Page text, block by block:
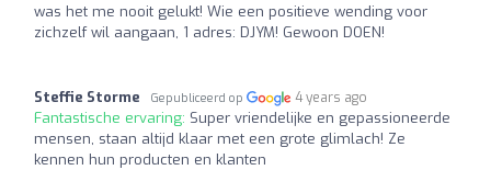
was het me nooit gelukt! Wie een positieve wending voor
zichzelf wil aangaan, 1 adres: DJYM! Gewoon DOEN!
Steffie Storme Gepubliceerd op 4 years ago
Fantastische ervaring: Super vriendelijke en gepassioneerde
mensen, staan altijd klaar met een grote glimlach! Ze
kennen hun producten en klanten